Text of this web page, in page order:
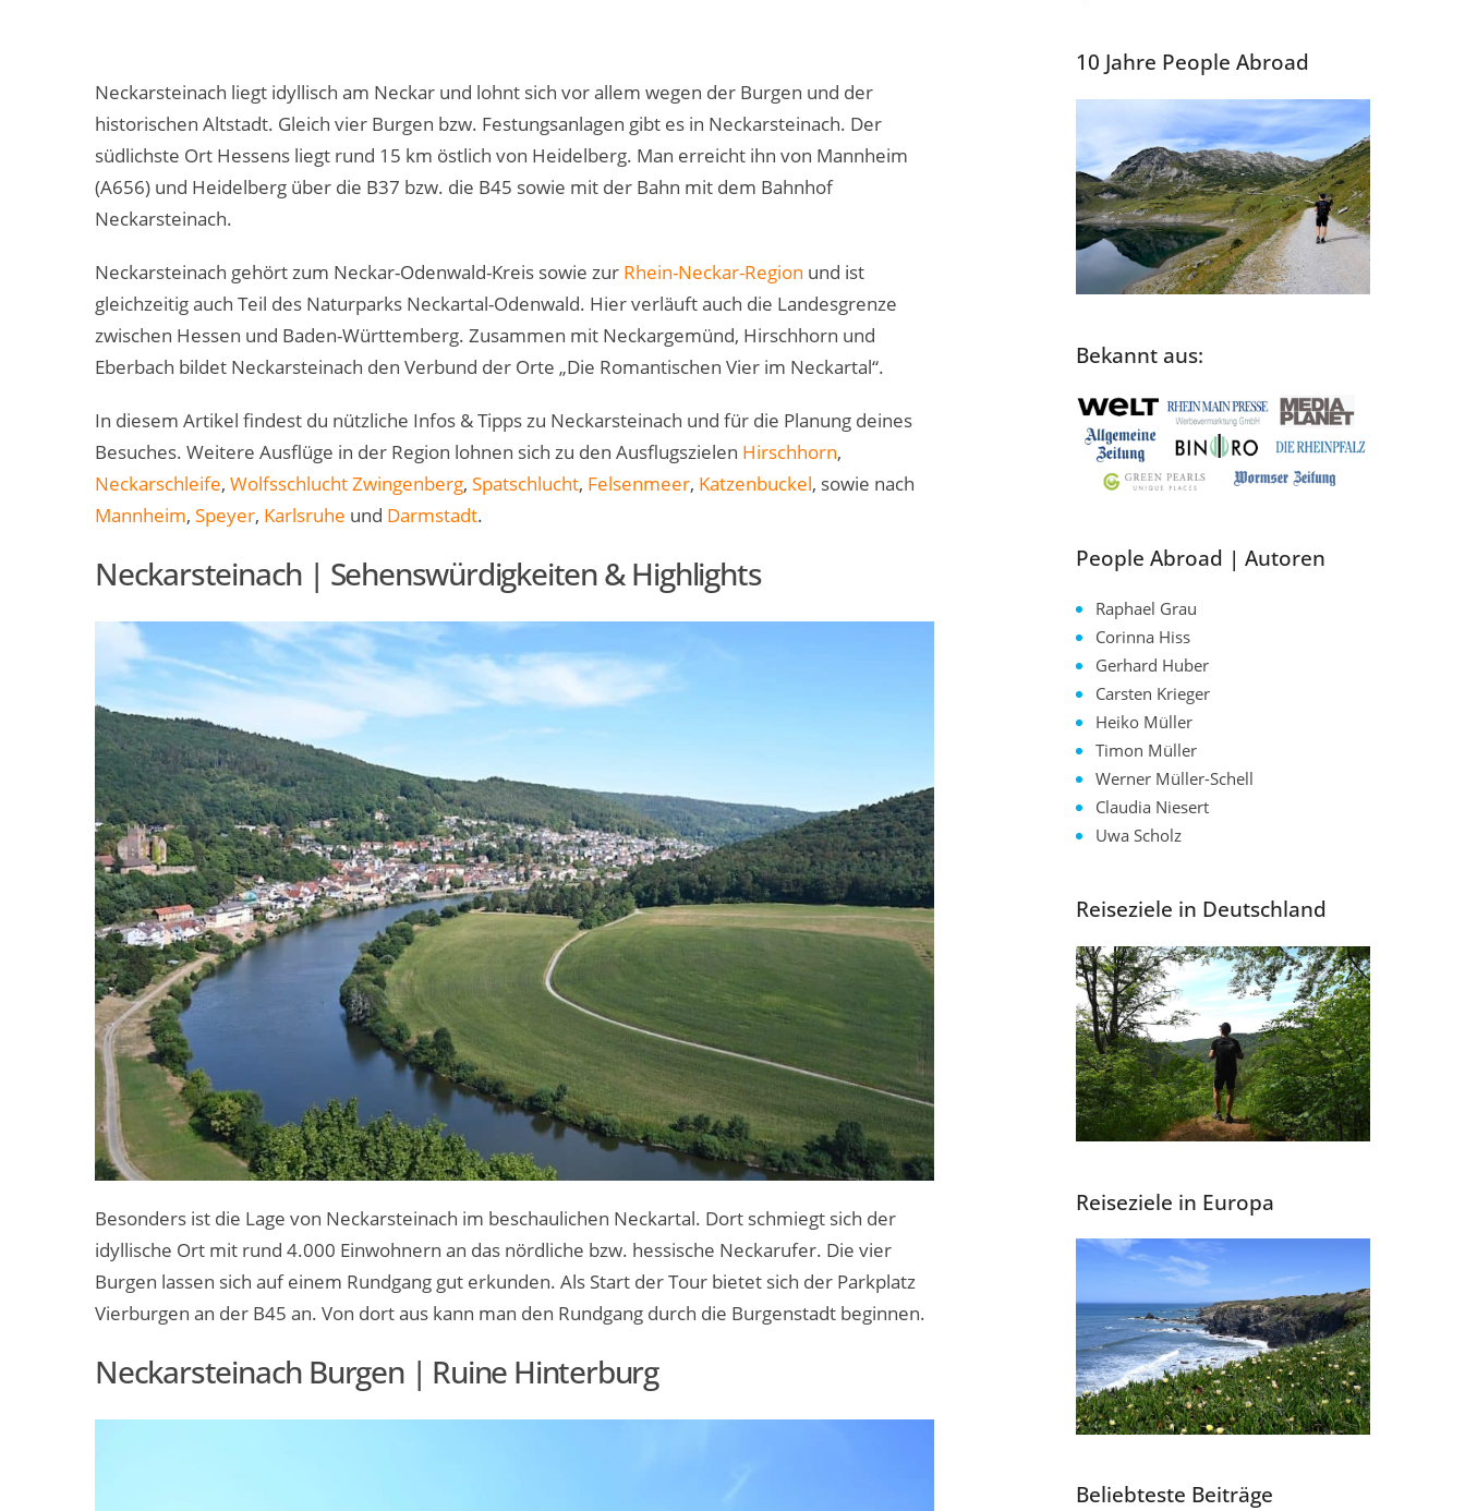
Neckarsteinach liegt idyllisch am Neckar und lohnt sich vor allem wegen der Burgen und der
historischen Altstadt. Gleich vier Burgen bzw. Festungsanlagen gibt es in Neckarsteinach. Der
südlichste Ort Hessens liegt rund 15 km östlich von Heidelberg. Man erreicht ihn von Mannheim
(A656) und Heidelberg über die B37 bzw. die B45 sowie mit der Bahn mit dem Bahnhof
Neckarsteinach.
Neckarsteinach gehört zum Neckar-Odenwald-Kreis sowie zur Rhein-Neckar-Region und ist
gleichzeitig auch Teil des Naturparks Neckartal-Odenwald. Hier verläuft auch die Landesgrenze
zwischen Hessen und Baden-Württemberg. Zusammen mit Neckargemünd, Hirschhorn und
Eberbach bildet Neckarsteinach den Verbund der Orte „Die Romantischen Vier im Neckartal“.
In diesem Artikel findest du nützliche Infos & Tipps zu Neckarsteinach und für die Planung deines
Besuches. Weitere Ausflüge in der Region lohnen sich zu den Ausflugszielen Hirschhorn,
Neckarschleife, Wolfsschlucht Zwingenberg, Spatschlucht, Felsenmeer, Katzenbuckel, sowie nach
Mannheim, Speyer, Karlsruhe und Darmstadt.
Neckarsteinach | Sehenswürdigkeiten & Highlights
Besonders ist die Lage von Neckarsteinach im beschaulichen Neckartal. Dort schmiegt sich der
idyllische Ort mit rund 4.000 Einwohnern an das nördliche bzw. hessische Neckarufer. Die vier
Burgen lassen sich auf einem Rundgang gut erkunden. Als Start der Tour bietet sich der Parkplatz
Vierburgen an der B45 an. Von dort aus kann man den Rundgang durch die Burgenstadt beginnen.
Neckarsteinach Burgen | Ruine Hinterburg
10 Jahre People Abroad
Bekannt aus:
People Abroad | Autoren
Raphael Grau
Corinna Hiss
Gerhard Huber
Carsten Krieger
Heiko Müller
Timon Müller
Werner Müller-Schell
Claudia Niesert
Uwa Scholz
Reiseziele in Deutschland
Reiseziele in Europa
Beliebteste Beiträge